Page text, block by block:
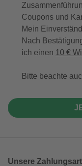
Coupons und
Mein
Nach
ich einen 10 €
Bitte beachte
Unsere